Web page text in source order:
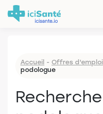
Accueil - Offres d'emploi
podologue